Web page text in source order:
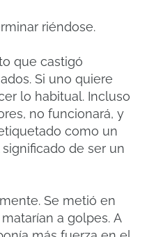
riéndose.
que castigó
Si uno quiere
lo habitual. Incluso
no funcionará, y
como un
de ser un
Se metió en
a golpes. A